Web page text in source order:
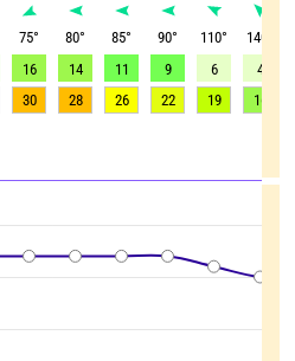
75° 80° 85° 90° 110° 140
16 14 11 9 6 4
30 28 26 22 19 16